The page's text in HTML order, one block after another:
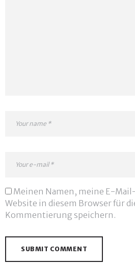
Meinen Namen, meine E-
Website in diesem Browser für
Kommentierung speichern.